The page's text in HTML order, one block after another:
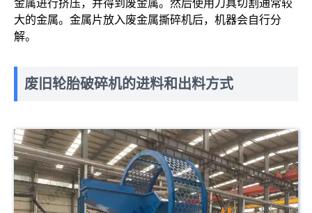
大的金属。金属片放入废金属撕碎机后，机器会自行分
解。
废旧轮胎破碎机的进料和出料方式